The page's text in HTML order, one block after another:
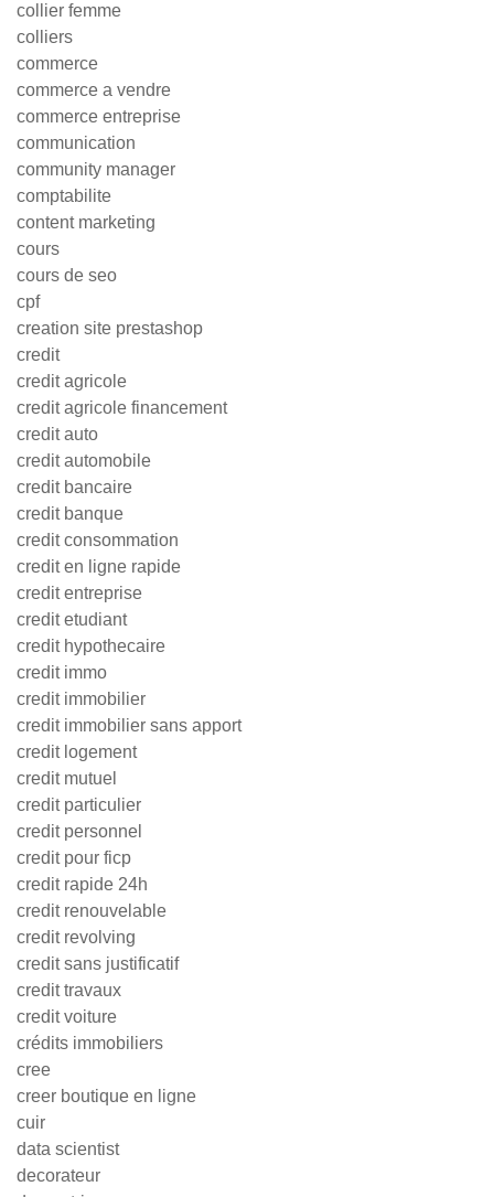
collier femme
colliers
commerce
commerce a vendre
commerce entreprise
communication
community manager
comptabilite
content marketing
cours
cours de seo
cpf
creation site prestashop
credit
credit agricole
credit agricole financement
credit auto
credit automobile
credit bancaire
credit banque
credit consommation
credit en ligne rapide
credit entreprise
credit etudiant
credit hypothecaire
credit immo
credit immobilier
credit immobilier sans apport
credit logement
credit mutuel
credit particulier
credit personnel
credit pour ficp
credit rapide 24h
credit renouvelable
credit revolving
credit sans justificatif
credit travaux
credit voiture
crédits immobiliers
cree
creer boutique en ligne
cuir
data scientist
decorateur